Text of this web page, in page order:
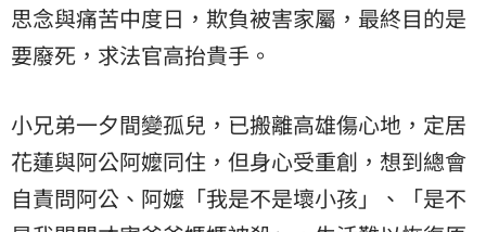
思念與痛苦中度日，欺負被害家屬，最終目的是
要廢死，求法官高抬貴手。
小兄弟一夕間變孤兒，已搬離高雄傷心地，定居
花蓮與阿公阿嬤同住，但身心受重創，想到總會
自責問阿公、阿嬤「我是不是壞小孩」、「是不